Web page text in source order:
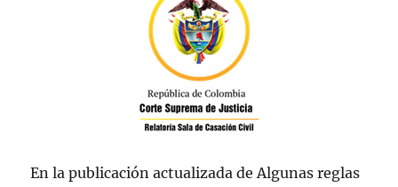
En la publicación actualizadade Algunas reglas